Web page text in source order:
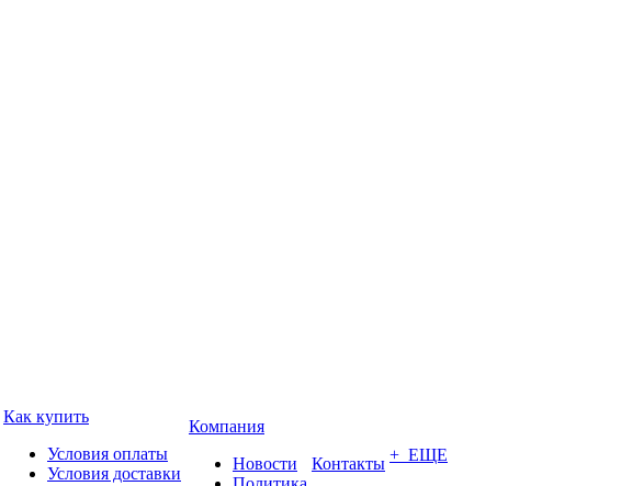
Как купить
Условия оплаты
Условия доставки
Компания
Новости
Контакты + ЕЩЕ